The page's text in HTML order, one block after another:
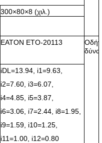
300×80×8 (χιλ.)
EATON ETO-20113
iDL=13.94, i1=9.63,
i2=7.60, i3=6.07,
i4=4.85, i5=3.87,
i6=3.06, i7=2.44, i8=1.95,
i9=1.59, i10=1.25,
i11=1.00, i12=0.80